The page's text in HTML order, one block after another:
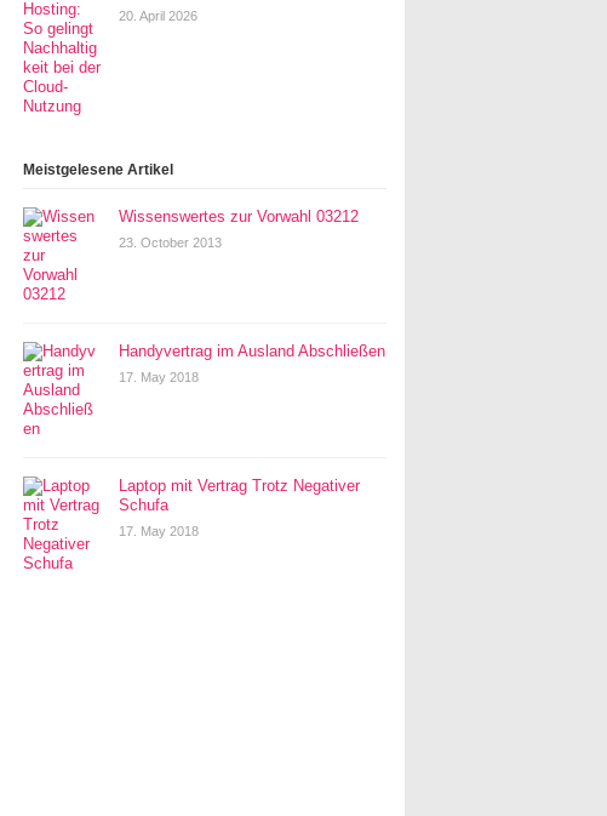
20. April 2026
Meistgelesene Artikel
Wissenswertes zur Vorwahl 03212
23. October 2013
Handyvertrag im Ausland Abschließen
17. May 2018
Laptop mit Vertrag Trotz Negativer
Schufa
17. May 2018